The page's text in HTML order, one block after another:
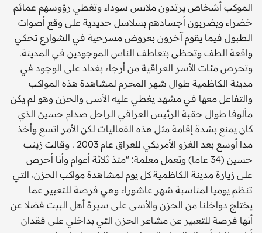
الموكب أشخاص يرتدون ملابس سوداء وتغطي رؤوسهم عمائم
خضراء ويضربون أجسادهم بسلاسل حديدية على وقع أصوات
الطبول فيما يقوم آخرون بعروض مسرحية في الشوارع تحكي
واقعة الطف وتحظى بتعاطف الناس الموجودين في المدينة.
وتحرص مئات الأسر العراقية من أرجاء بغداد على الوجود في
مدينة الكاظمية طوال شهر المحرم لمشاهدة هذه المواكب
والتفاعل معها في مشهد يغطي عليه الأسى والحزن وهو لم يكن
مألوفا طوال حقبة الرئيس العراقي الراحل صدام حسين الذي
كان يمنع بشدة إقامة مثل هذه الفعاليات لكن الأمر اتسع وأخذ
مدا أوسع بعد الغزو الأمريكي للعراق عام 2003 . وقالت زينب
حسين (34 عاما) وتعمل معلمة: "منذ ثلاثة أعوام وأنا أحرص
على زيارة مدينة الكاظمية كل يوم لمشاهدة مواكب الحزن، التي
تنظم يوميا لمناسبة شهر عاشوراء وهي فرصة للتعبير عما
يختلج دواخلنا من الحزن والأسى على سيرة أهل البيت فضلا عن
أنها فرصة للتعبير عن مشاعر الحزن التي بداخلي على فقدان